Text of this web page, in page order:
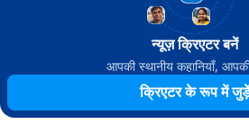
न्यूज़ क्रिएटर बनें
आपकी स्थानीय कहानियाँ,
क्रिएटर के रूप में